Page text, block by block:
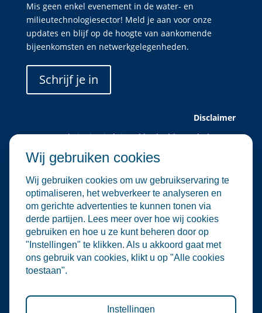
Mis geen enkel evenement in de water- en
milieutechnologiesector! Meld je aan voor onze
updates en blijf op de hoogte van aankomende
bijeenkomsten en netwerkgelegenheden.
Schrijf je in
Disclaimer
Deze website is uitsluitend bedoeld voor leden van
Water Alliance biedt dit platform aan om relevante
evenementen in de water- en
milieutechnologiesector te verzamelen en onder de
aandacht te brengen. Hoewel wij zorgvuldig omgaan
met de selectie en plaatsing van evenementen, zijn
wij niet verantwoordelijk voor de organisatie of
inhoud van externe evenementen.
De informatie op deze website is informatief van
aard. Er kunnen geen rechten worden ontleend aan
de inhoud van deze site, noch aan deelname aan de
geen enkele aansprakelijkheid voor directe of
indirecte schade die voortvloeit uit het gebruik van
Wij gebruiken cookies
Wij gebruiken cookies om uw gebruikservaring te
optimaliseren, het webverkeer te analyseren en
om gerichte advertenties te kunnen tonen via
derde partijen. Lees meer over hoe wij cookies
gebruiken en hoe u ze kunt beheren door op
"Instellingen" te klikken. Als u akkoord gaat met
ons gebruik van cookies, klikt u op "Alle cookies
toestaan".
Instellingen